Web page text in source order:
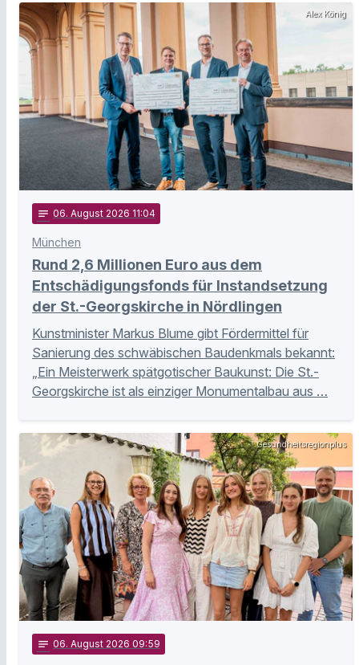
Alex König
notes 06. August 2026 11:04
München
Rund 2,6 Millionen Euro aus dem
Entschädigungsfonds für Instandsetzung
der St.-Georgskirche in Nördlingen
Kunstminister Markus Blume gibt Fördermittel für
Sanierung des schwäbischen Baudenkmals bekannt:
„Ein Meisterwerk spätgotischer Baukunst: Die St.-
Georgskirche ist als einziger Monumentalbau aus …
Gesundheitsregionplus
notes 06. August 2026 09:59